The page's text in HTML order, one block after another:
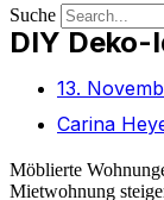
Suche
DIY
13.
Carina
Möblierte
Mietwohnung